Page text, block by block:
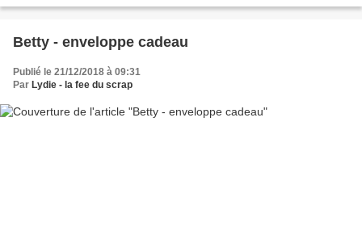
Betty - enveloppe cadeau
Publié le 21/12/2018 à 09:31
Par Lydie - la fee du scrap